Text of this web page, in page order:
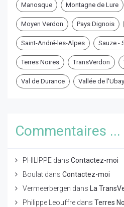
Manosque Montagne de Lure
Moyen Verdon Pays Dignois
Saint-André-les-Alpes Sauze -
Terres Noires TransVerdon
Val de Durance Vallée de
Commentaires ...
PHILIPPE dans Contactez-moi
Boulat dans Contactez-moi
Vermeerbergen dans
La
Philippe Leouffre dans Terres